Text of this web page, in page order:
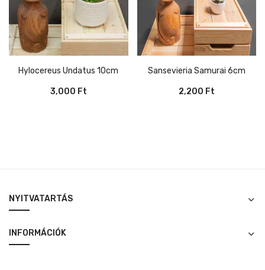
Hylocereus Undatus 10cm
3,000 Ft
Sansevieria Samurai 6cm
2,200 Ft
NYITVATARTÁS
INFORMÁCIÓK